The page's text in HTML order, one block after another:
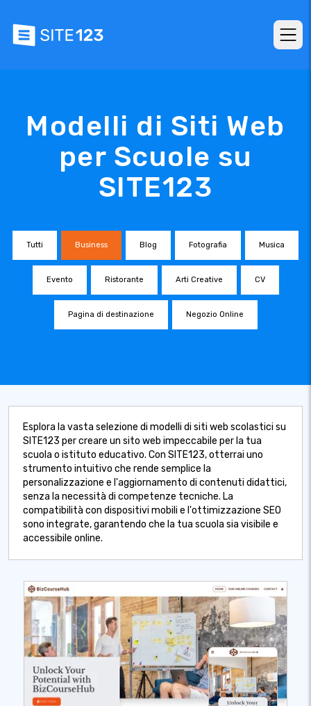
Modelli di Siti Web
per Scuole su
SITE123
Tutti Business Blog Fotografia Musica
Evento Ristorante Arti Creative CV
Pagina di destinazione Negozio Online
Esplora la vasta selezione di modelli di siti web scolastici su
SITE123 per creare un sito web impeccabile per la tua
scuola o istituto educativo. Con SITE123, otterrai uno
strumento intuitivo che rende semplice la
personalizzazione e l'aggiornamento di contenuti didattici,
senza la necessità di competenze tecniche. La
compatibilità con dispositivi mobili e l'ottimizzazione SEO
sono integrate, garantendo che la tua scuola sia visibile e
accessibile online.